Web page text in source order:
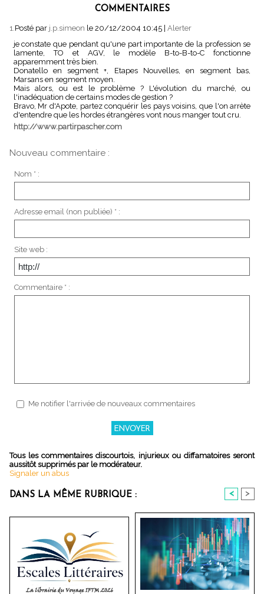
COMMENTAIRES
1.Posté par j.p.simeon le 20/12/2004 10:45 Alerter
je constate que pendant qu'une part importante de la profession se
lamente, TO et AGV, le modèle B-to-B-to-C fonctionne
apparemment très bien.
Donatello en segment +, Etapes Nouvelles, en segment bas,
Marsans en segment moyen.
Mais alors, ou est le problème ? L'évolution du marché, ou
l'inadéquation de certains modes de gestion ?
Bravo, Mr d'Apote, partez conquérir les pays voisins, que l'on arrète
d'entendre que les hordes étrangères vont nous manger tout cru.
http://www.partirpascher.com
Nouveau commentaire :
Nom * :
Adresse email (non publiée) * :
Site web :
Commentaire * :
Me notifier l'arrivée de nouveaux commentaires
Tous les commentaires discourtois, injurieux ou diffamatoires seront
aussitôt supprimés par le modérateur.
Signaler un abus
DANS LA MÊME RUBRIQUE : < >